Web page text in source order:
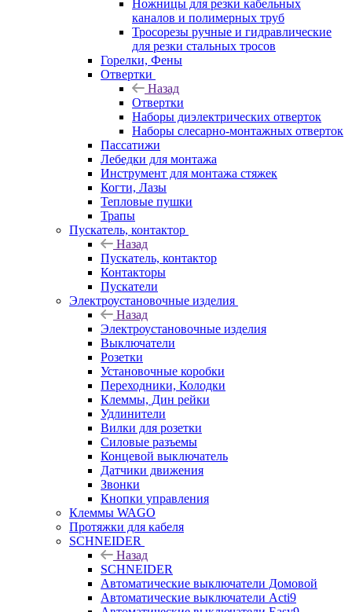
Ножницы для резки кабельных
каналов и полимерных труб
Тросорезы ручные и гидравлические
для резки стальных тросов
Горелки, Фены
Отвертки
Назад
Отвертки
Наборы диэлектрических отверток
Наборы слесарно-монтажных отверток
Пассатижи
Лебедки для монтажа
Инструмент для монтажа стяжек
Когти, Лазы
Тепловые пушки
Трапы
Пускатель, контактор
Назад
Пускатель, контактор
Контакторы
Пускатели
Электроустановочные изделия
Назад
Электроустановочные изделия
Выключатели
Розетки
Установочные коробки
Переходники, Колодки
Клеммы, Дин рейки
Удлинители
Вилки для розетки
Силовые разъемы
Концевой выключатель
Датчики движения
Звонки
Кнопки управления
Клеммы WAGO
Протяжки для кабеля
SCHNEIDER
Назад
SCHNEIDER
Автоматические выключатели Домовой
Автоматические выключатели Acti9